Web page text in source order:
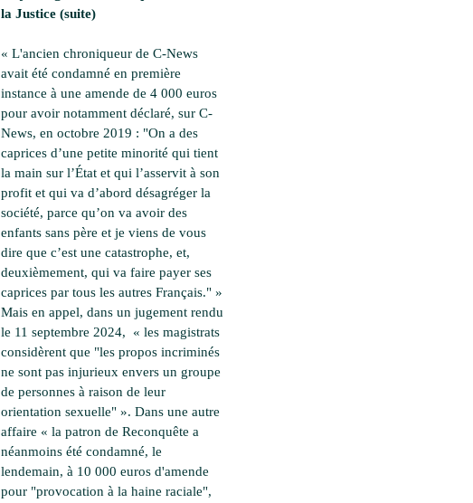
la Justice (suite)
« L'ancien chroniqueur de C-News
avait été condamné en première
instance à une amende de 4 000 euros
pour avoir notamment déclaré, sur C-
News, en octobre 2019 : "On a des
caprices d’une petite minorité qui tient
la main sur l’État et qui l’asservit à son
profit et qui va d’abord désagréger la
société, parce qu’on va avoir des
enfants sans père et je viens de vous
dire que c’est une catastrophe, et,
deuxièmement, qui va faire payer ses
caprices par tous les autres Français." »
Mais en appel, dans un jugement rendu
le 11 septembre 2024, « les magistrats
considèrent que "les propos incriminés
ne sont pas injurieux envers un groupe
de personnes à raison de leur
orientation sexuelle" ». Dans une autre
affaire « la patron de Reconquête a
néanmoins été condamné, le
lendemain, à 10 000 euros d'amende
pour "provocation à la haine raciale",